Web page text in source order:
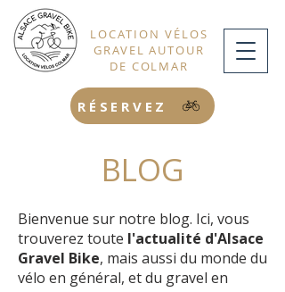
LOCATION VÉLOS
GRAVEL AUTOUR
DE COLMAR
RÉSERVEZ
BLOG
Bienvenue sur notre blog. Ici, vous
trouverez toute l'actualité d'Alsace
Gravel Bike, mais aussi du monde du
vélo en général, et du gravel en